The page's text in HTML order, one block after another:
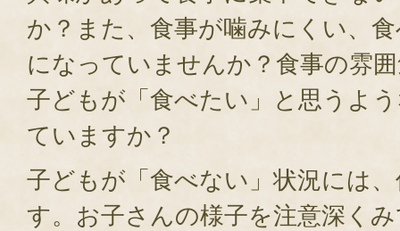
か？また、食事が噛みにくい、
になっていませんか？食事の雰
子どもが「食べたい」と思うよ
ていますか？
子どもが「食べない」状況には
す。お子さんの様子を注意深く